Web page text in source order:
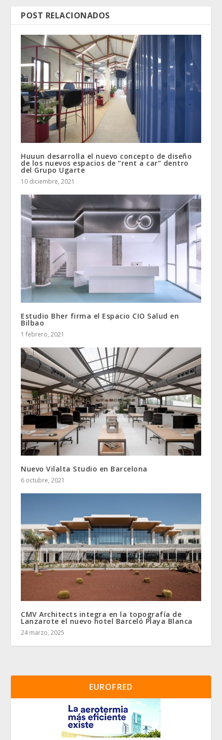
POST RELACIONADOS
Huuun desarrolla el nuevo concepto de diseño
de los nuevos espacios de “rent a car” dentro
del Grupo Ugarte
10 diciembre, 2021
Estudio Bher firma el Espacio CIO Salud en
Bilbao
1 febrero, 2021
Nuevo Vilalta Studio en Barcelona
6 octubre, 2021
CMV Architects integra en la topografía de
Lanzarote el nuevo hotel Barceló Playa Blanca
24 marzo, 2025
EUROFRED